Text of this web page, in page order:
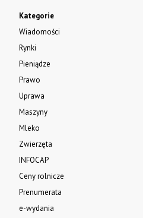
Kategorie
Wiadomości
Rynki
Pieniądze
Prawo
Uprawa
Maszyny
Mleko
Zwierzęta
INFOCAP
Ceny rolnicze
Prenumerata
e-wydania